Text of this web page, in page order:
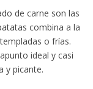
de carne son las
combina a la
o frías.
ideal y casi
y picante.